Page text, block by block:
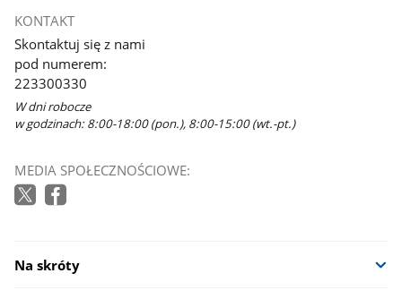
KONTAKT
Skontaktuj się z nami
pod numerem:
223300330
W dni robocze
w godzinach: 8:00-18:00 (pon.), 8:00-15:00 (wt.-pt.)
MEDIA SPOŁECZNOŚCIOWE:
Na skróty